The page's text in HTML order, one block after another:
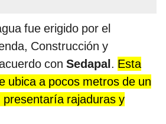
fue erigido por el
Construcción y
con Sedapal. Esta
ubica a pocos metros de un
rajaduras y